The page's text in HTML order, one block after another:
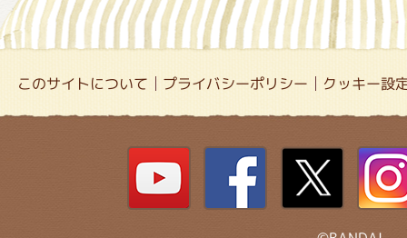
このサイトについて プライバシーポリシー クッキー設